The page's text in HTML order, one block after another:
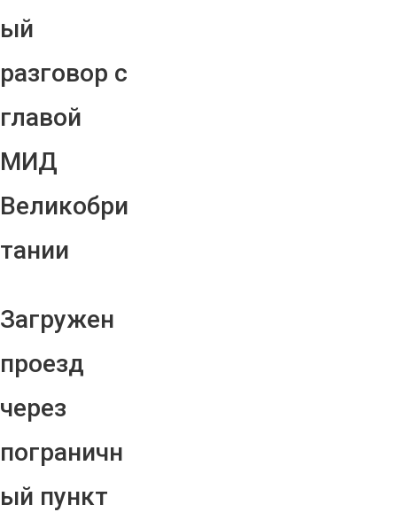
ый
разговор с
главой
МИД
Великобри
тании
Загружен
проезд
через
пограничн
ый пункт